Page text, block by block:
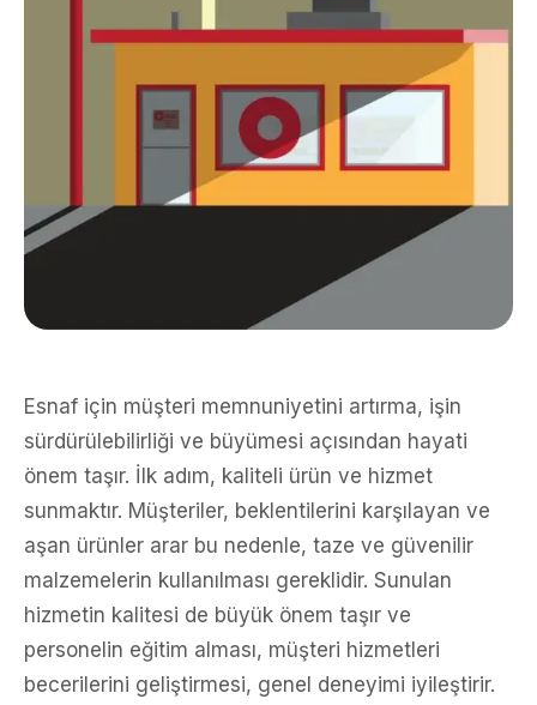
Esnaf için müşteri memnuniyetini artırma, işin
sürdürülebilirliği ve büyümesi açısından hayati
önem taşır. İlk adım, kaliteli ürün ve hizmet
sunmaktır. Müşteriler, beklentilerini karşılayan ve
aşan ürünler arar bu nedenle, taze ve güvenilir
malzemelerin kullanılması gereklidir. Sunulan
hizmetin kalitesi de büyük önem taşır ve
personelin eğitim alması, müşteri hizmetleri
becerilerini geliştirmesi, genel deneyimi iyileştirir.